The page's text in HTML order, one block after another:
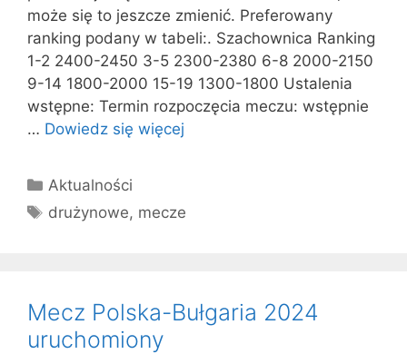
może się to jeszcze zmienić. Preferowany
ranking podany w tabeli:. Szachownica Ranking
1-2 2400-2450 3-5 2300-2380 6-8 2000-2150
9-14 1800-2000 15-19 1300-1800 Ustalenia
wstępne: Termin rozpoczęcia meczu: wstępnie
… Dowiedz się więcej
Kategorie
Aktualności
Tagi
drużynowe, mecze
Mecz Polska-Bułgaria 2024
uruchomiony